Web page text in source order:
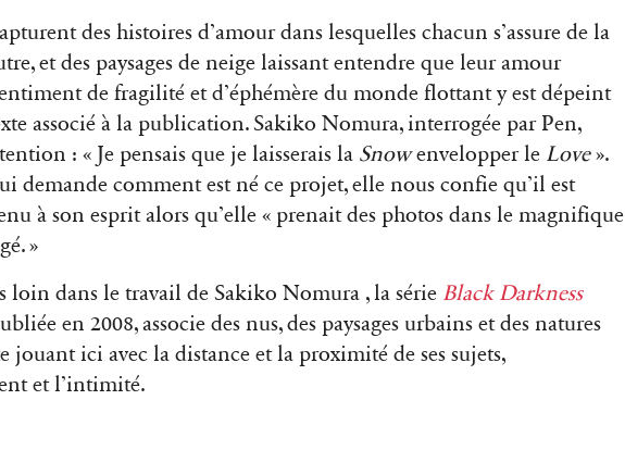
des histoires d’amour dans lesquelles chacun s’assure de la
et des paysages de neige laissant entendre que leur amour
de fragilité et d’éphémère du monde flottant y est dépeint
associé à la publication. Sakiko Nomura, interrogée par Pen,
: « Je pensais que je laisserais la Snowenvelopper le Love».
demande comment est né ce projet, elle nous confie qu’il est
à son esprit alors qu’elle « prenait des photos dans le magnifique
»
loin dans le travail de Sakiko Nomura , la série Black Darkness
en 2008, associe des nus, des paysages urbains et des natures
jouant ici avec la distance et la proximité de ses sujets,
et l’intimité.